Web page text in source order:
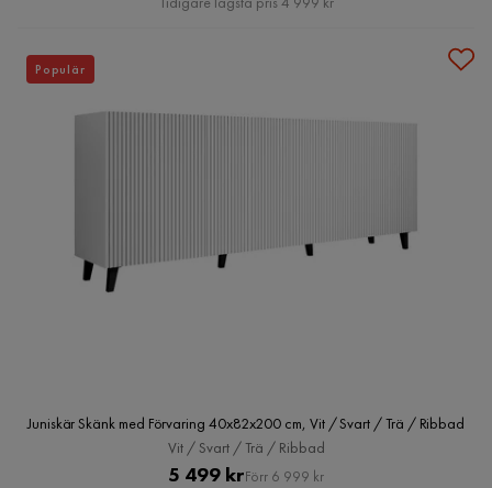
Juniskär Skänk med Förvaring 40x82x200 cm, Vit / Svart / Trä / Ribbad
Vit / Svart / Trä / Ribbad
Pris
5 499 krOriginal
Förr 6 999 kr
Populär